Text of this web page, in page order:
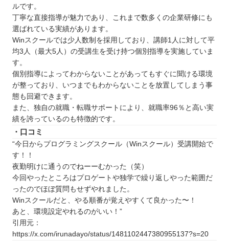
ルです。
丁寧な直接指導が魅力であり、これまで数多くの企業研修にも
選ばれている実績があります。
Winスクールでは少人数制を採用しており、講師1人に対して平
均3人（最大5人）の受講生を受け持つ個別指導を実施していま
す。
個別指導によってわからないことがあってもすぐに聞ける環境
が整っており、いつまでもわからないことを放置してしまう事
態も回避できます。
また、独自の就職・転職サポートにより、就職率96％と高い実
績を誇っているのも特徴的です。
・口コミ
“今日からプログラミングスクール（Winスクール）受講開始で
す！！
夜勤明けに通うのでねーーむかった（笑）
今回やったところはプロゲートや独学で繰り返しやった範囲だ
ったのでほぼ質問もせずやれました。
Winスクールだと、やる順番が覚えやすくて良かった〜！
あと、環境設定やれるのがいい！”
引用元：
https://x.com/irunadayo/status/1481102447380955137?s=20